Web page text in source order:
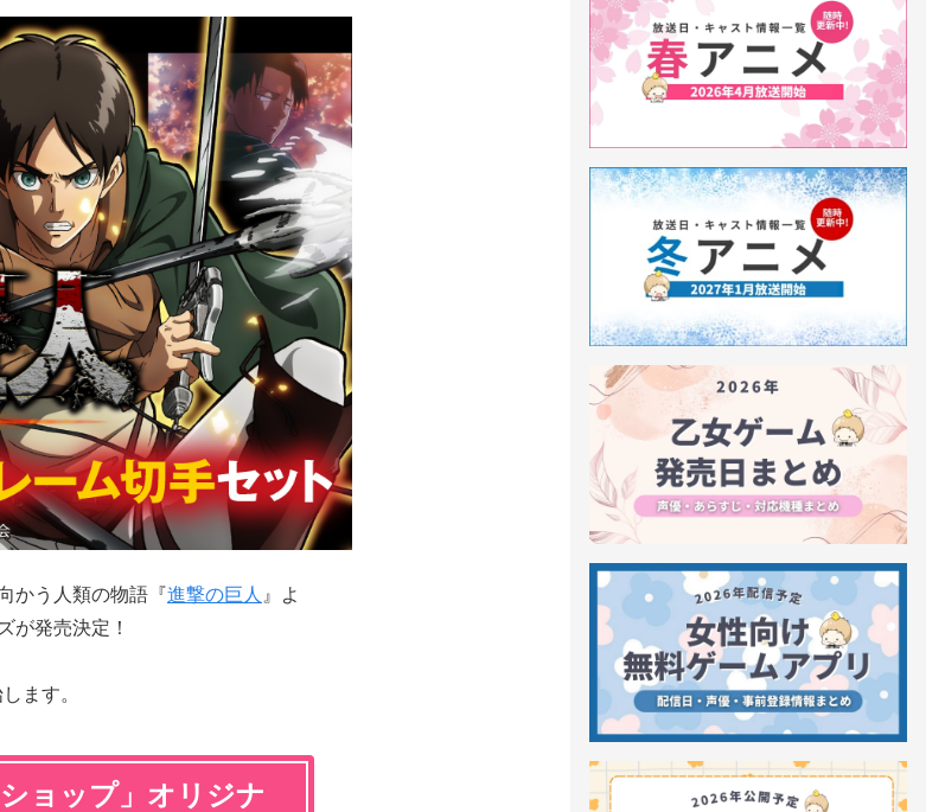
かう人類の物語『進撃の巨人 』よ
が発売決定！
ます。
ョップ」オリジナ